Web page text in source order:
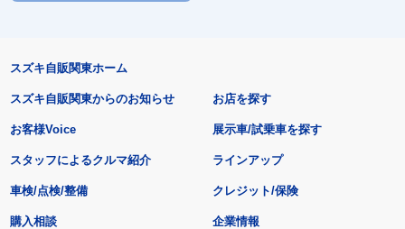
スズキ自販関東ホーム
スズキ自販関東からのお知らせ
お客様Voice
スタッフによるクルマ紹介
お店を探す
展示車/試乗車を探す
ラインアップ
車検/点検/整備 クレジット/保険
購入相談 企業情報